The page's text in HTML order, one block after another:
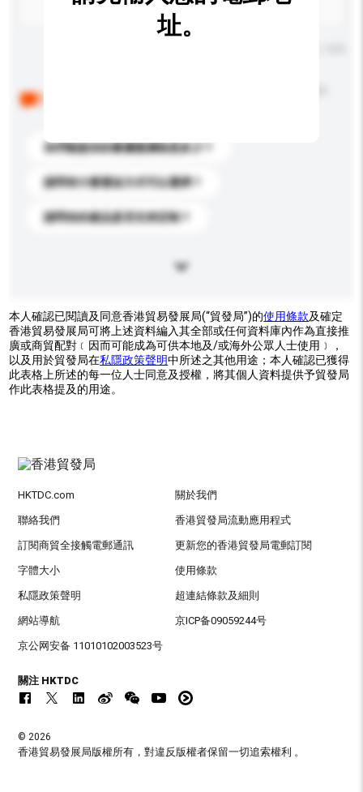
你們能提供的最優惠價格是多少？
請問有什麼運送方式可以選擇？
請問你的產品是否支持定制？
址。
本人確認已閱讀及同意香港貿易發展局(“貿發局”)的使用條款及確定
香港貿易發展局可將上述資料編入其全部或任何資料庫內作為直接推
廣或商貿配對﹝因而可能成為可供本地及/或海外公眾人士使用﹞，
以及用於貿發局在私隱政策聲明中所述之其他用途；本人確認已獲得
此表格上所述的每一位人士同意及授權，將其個人資料提供予貿發局
作此表格提及的用途。
HKTDC.com 關於我們
聯絡我們 香港貿發局流動應用程式
訂閱商貿全接觸電郵通訊 更新您的香港貿發局電郵訂閱
字體大小 使用條款
私隱政策聲明 超連結條款及細則
網站導航 京ICP备09059244号
京公网安备 11010102003523号
關注 HKTDC
© 2026
香港貿易發展局版權所有，對違反版權者保留一切追索權利 。